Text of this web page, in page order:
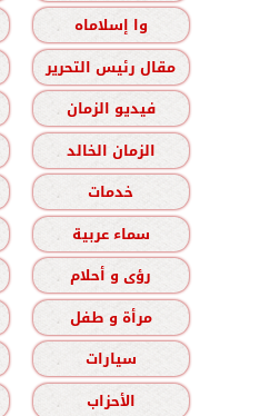
وا إسلاماه
مقال رئيس التحرير
فيديو الزمان
الزمان الخالد
خدمات
سماء عربية
رؤى و أحلام
مرأة و طفل
سيارات
الأحزاب